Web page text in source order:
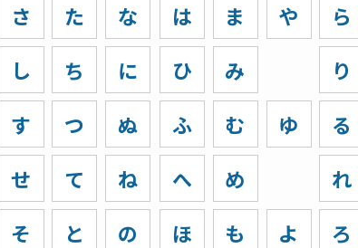
さ
し
す
せ
そ
た
ち
つ
て
と
な
に
ぬ
ね
の
は
ひ
ふ
へ
ほ
ま
み
む
め
も
や
ゆ
よ
ら
り
る
れ
ろ